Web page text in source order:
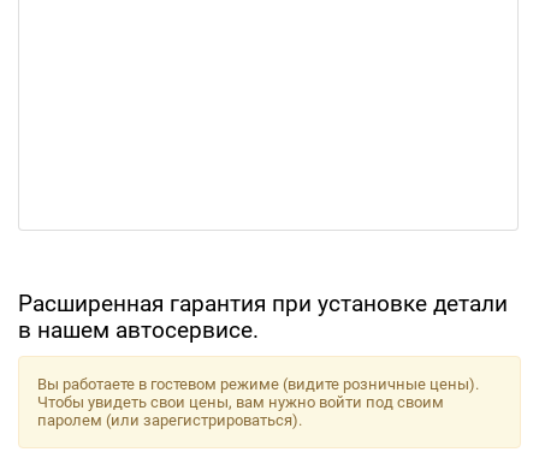
Расширенная гарантия при установке детали
в нашем автосервисе.
Вы работаете в гостевом режиме (видите розничные цены).
Чтобы увидеть свои цены, вам нужно войти под своим
паролем (или зарегистрироваться).